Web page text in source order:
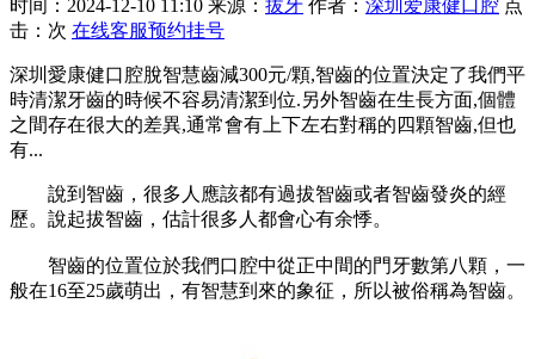
时间：2024-12-10 11:10 来源： 拔牙 作者： 深圳爱康健口腔 点
击： 次 在线客服预约挂号
深圳愛康健口腔脫智慧齒減300元/顆,智齒的位置決定了我們平
時清潔牙齒的時候不容易清潔到位.另外智齒在生長方面,個體
之間存在很大的差異,通常會有上下左右對稱的四顆智齒,但也
有...
說到智齒，很多人應該都有過拔智齒或者智齒發炎的經
歷。說起拔智齒，估計很多人都會心有余悸。
智齒的位置位於我們口腔中從正中間的門牙數第八顆，一
般在16至25歲萌出，有智慧到來的象征，所以被俗稱為智齒。